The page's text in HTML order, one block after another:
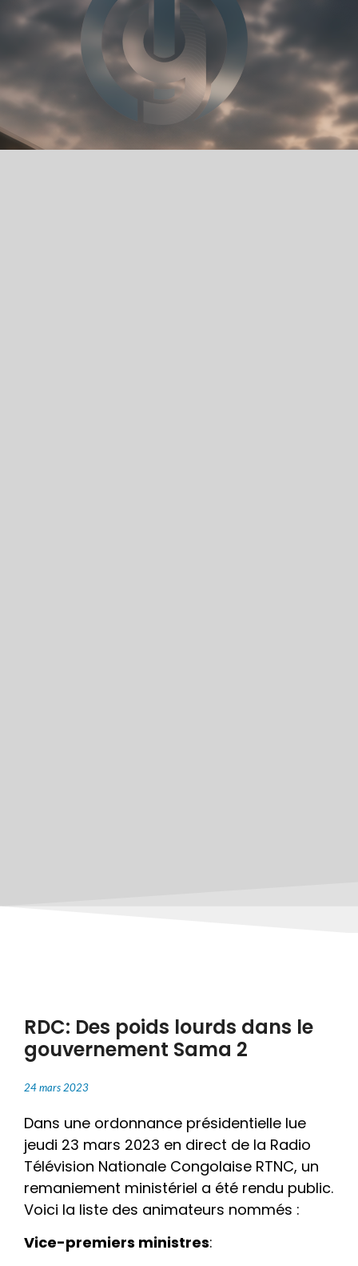
RDC: Des poids lourds dans le
gouvernement Sama 2
24 mars 2023
Dans une ordonnance présidentielle lue
jeudi 23 mars 2023 en direct de la Radio
Télévision Nationale Congolaise RTNC, un
remaniement ministériel a été rendu public.
Voici la liste des animateurs nommés :
Vice-premiers ministres: